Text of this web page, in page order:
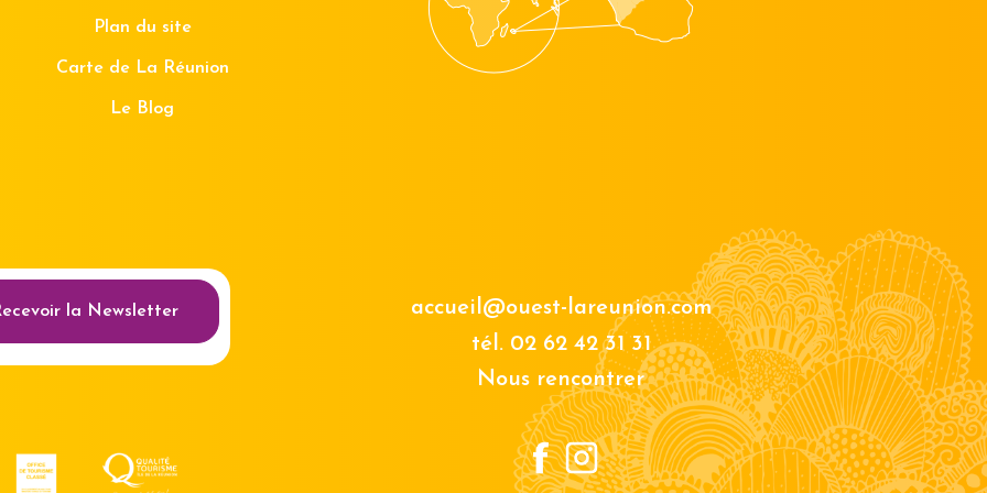
des cookies
Plan du site
Carte de La Réunion
Le Blog
la Newsletter
accueil@ouest-lareunion.com
tél. 02 62 42 31 31
Nous rencontrer